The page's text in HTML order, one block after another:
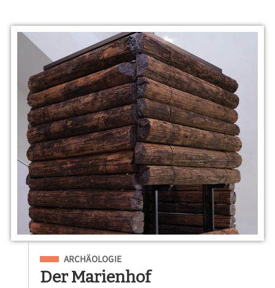
Eingeordnet unter
ARCHÄOLOGIE
Der Marienhof